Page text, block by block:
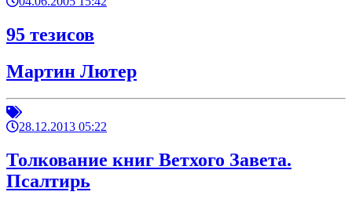
95 тезисов
Мартин Лютер
28.12.2013 05:22
Толкование книг Ветхого Завета.
Псалтирь